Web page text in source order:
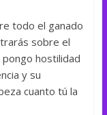
todo el ganado
sobre el
hostilidad
y su
cuanto tú la